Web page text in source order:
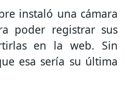
instaló una cámara
poder registrar sus
en la web. Sin
esa sería su última